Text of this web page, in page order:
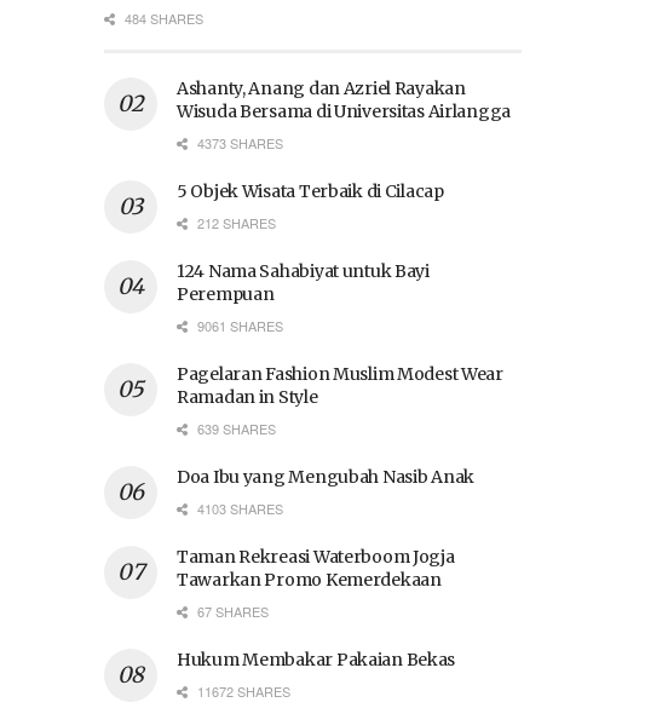
484 SHARES
Ashanty, Anang dan Azriel Rayakan
Wisuda Bersama di Universitas Airlangga
4373 SHARES
5 Objek Wisata Terbaik di Cilacap
212 SHARES
124 Nama Sahabiyat untuk Bayi
Perempuan
9061 SHARES
Pagelaran Fashion Muslim Modest Wear
Ramadan in Style
639 SHARES
Doa Ibu yang Mengubah Nasib Anak
4103 SHARES
Taman Rekreasi Waterboom Jogja
Tawarkan Promo Kemerdekaan
67 SHARES
Hukum Membakar Pakaian Bekas
11672 SHARES